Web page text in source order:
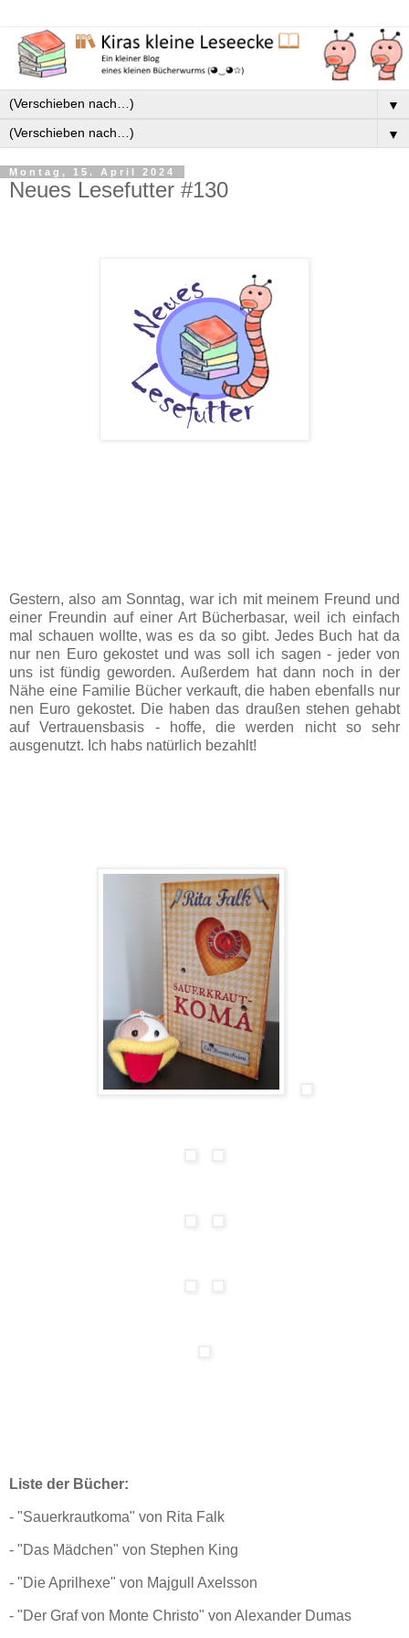
▼
▼
Montag, 15. April 2024
Neues Lesefutter #130
Gestern, also am Sonntag, war ich mit meinem Freund und
einer Freundin auf einer Art Bücherbasar, weil ich einfach
mal schauen wollte, was es da so gibt. Jedes Buch hat da
nur nen Euro gekostet und was soll ich sagen - jeder von
uns ist fündig geworden. Außerdem hat dann noch in der
Nähe eine Familie Bücher verkauft, die haben ebenfalls nur
nen Euro gekostet. Die haben das draußen stehen gehabt
auf Vertrauensbasis - hoffe, die werden nicht so sehr
ausgenutzt. Ich habs natürlich bezahlt!
Liste der Bücher:
- "Sauerkrautkoma" von Rita Falk
- "Das Mädchen" von Stephen King
- "Die Aprilhexe" von Majgull Axelsson
- "Der Graf von Monte Christo" von Alexander Dumas